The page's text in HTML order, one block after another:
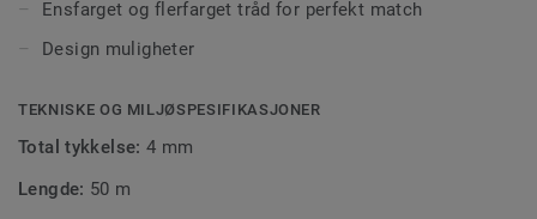
Ensfarget og flerfarget tråd for perfekt match
Design muligheter
TEKNISKE OG MILJØSPESIFIKASJONER
Total tykkelse:4 mm
Lengde: 50 m